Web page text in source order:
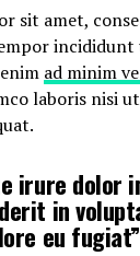
sit amet,
ad minim
laboris nisi
irure dolor
in
eu fugiat”